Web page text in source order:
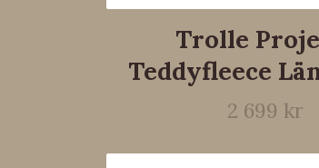
Trolle
Teddyfleece
2 699 kr